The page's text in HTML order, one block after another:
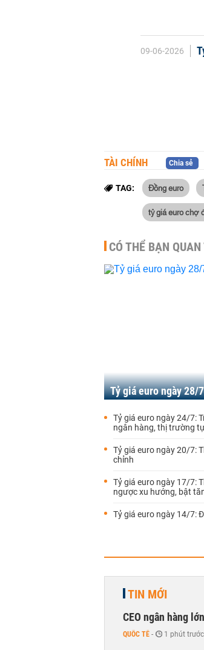
09-06-2026
TÀI CHÍNH Chia sẻ
TAG: Đồng euro
tỷ giá euro chợ
CÓ THỂ BẠN
Tỷ giá euro ngày
Tỷ giá euro ngày 24/7:
ngân hàng, thị trường
Tỷ giá euro ngày 20/7:
chỉnh
Tỷ giá euro ngày 17/7:
ngược xu hướng, bật
Tỷ giá euro ngày 14/7:
TIN MỚI
CEO ngân hàng
QUỐC TẾ - 1 phút trước